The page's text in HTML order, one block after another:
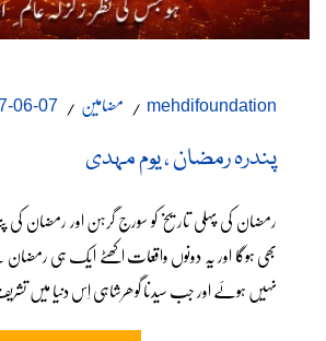
mehdifoundation مضامین 07-06-2017
پندرہ رمضان ، یوم مہدی
رمضان کی پہلی تاریخ کو سورج گرہن اور رمضان کی
بھی ہوگا اور یہ دونوں واقعات اکھٹے ایک ہی رمضان
نہیں ہوئے اور جب سیدنا گوھرشاہی اِس دنیا